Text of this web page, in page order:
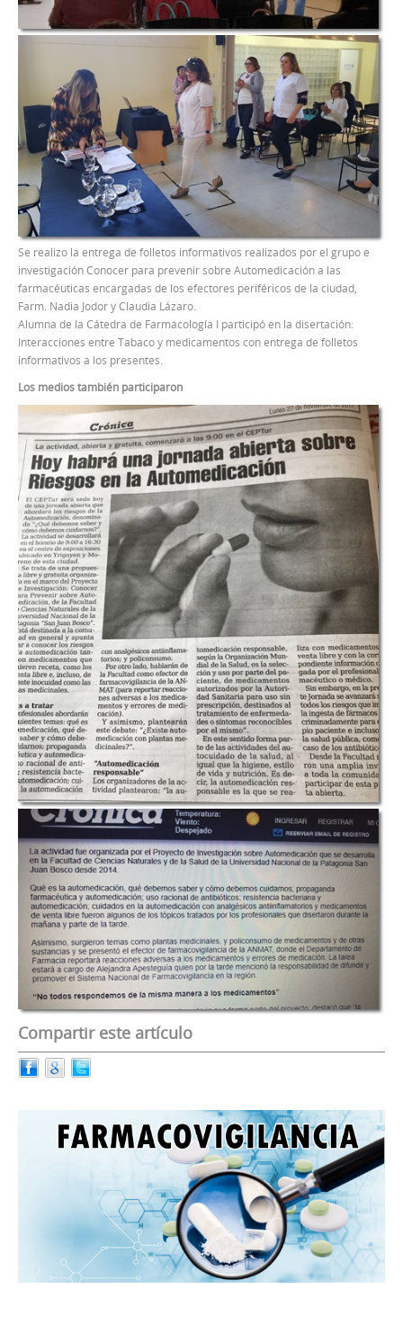
Se realizo la entrega de folletos informativos realizados por el grupo e
investigación Conocer para prevenir sobre Automedicación a las
farmacéuticas encargadas de los efectores periféricos de la ciudad,
Farm. Nadia Jodor y Claudia Lázaro.
Alumna de la Cátedra de Farmacología I participó en la disertación:
Interacciones entre Tabaco y medicamentos con entrega de folletos
informativos a los presentes.
Los medios también participaron
Compartir este artículo